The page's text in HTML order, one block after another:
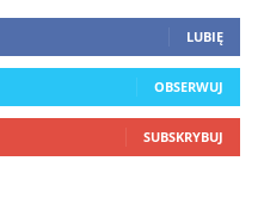
LUBIĘ
OBSERWUJ
SUBSKRYBUJ